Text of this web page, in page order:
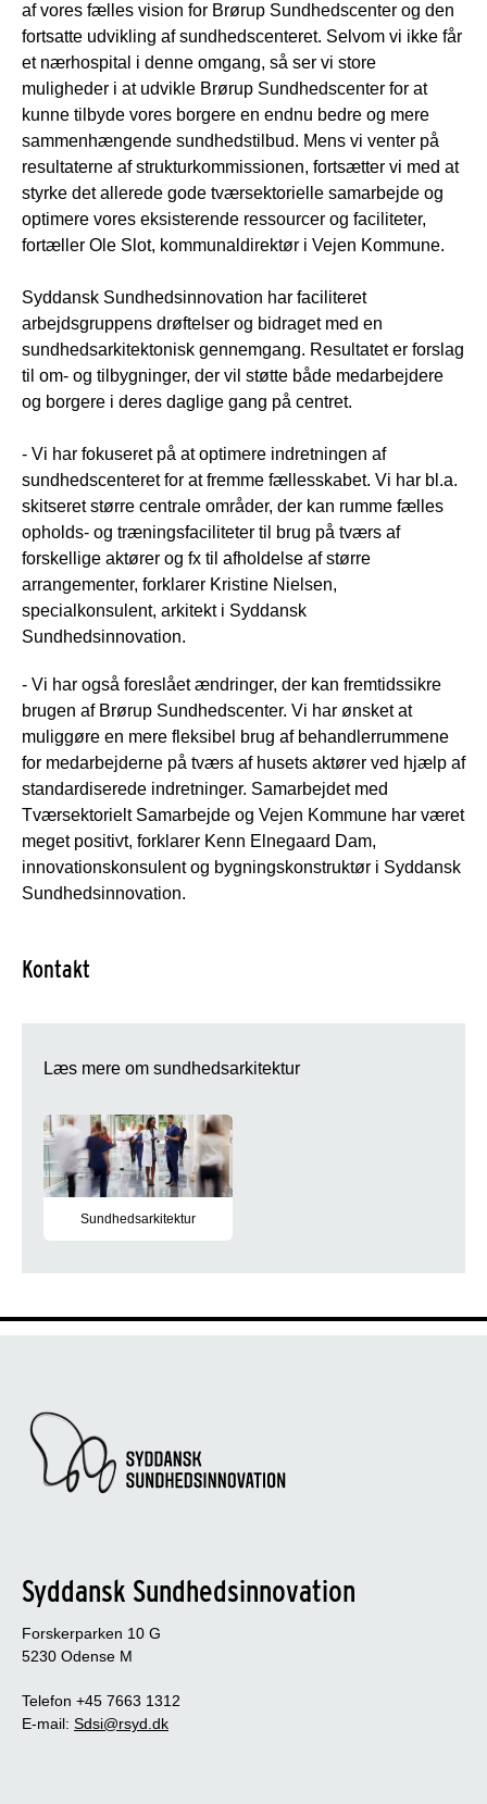
af vores fælles vision for Brørup Sundhedscenter og den
fortsatte udvikling af sundhedscenteret. Selvom vi ikke får
et nærhospital i denne omgang, så ser vi store
muligheder i at udvikle Brørup Sundhedscenter for at
kunne tilbyde vores borgere en endnu bedre og mere
sammenhængende sundhedstilbud. Mens vi venter på
resultaterne af strukturkommissionen, fortsætter vi med at
styrke det allerede gode tværsektorielle samarbejde og
optimere vores eksisterende ressourcer og faciliteter,
fortæller Ole Slot, kommunaldirektør i Vejen Kommune.
Syddansk Sundhedsinnovation har faciliteret
arbejdsgruppens drøftelser og bidraget med en
sundhedsarkitektonisk gennemgang. Resultatet er forslag
til om- og tilbygninger, der vil støtte både medarbejdere
og borgere i deres daglige gang på centret.
- Vi har fokuseret på at optimere indretningen af
sundhedscenteret for at fremme fællesskabet. Vi har bl.a.
skitseret større centrale områder, der kan rumme fælles
opholds- og træningsfaciliteter til brug på tværs af
forskellige aktører og fx til afholdelse af større
arrangementer, forklarer Kristine Nielsen,
specialkonsulent, arkitekt i Syddansk
Sundhedsinnovation.
- Vi har også foreslået ændringer, der kan fremtidssikre
brugen af Brørup Sundhedscenter. Vi har ønsket at
muliggøre en mere fleksibel brug af behandlerrummene
for medarbejderne på tværs af husets aktører ved hjælp af
standardiserede indretninger. Samarbejdet med
Tværsektorielt Samarbejde og Vejen Kommune har været
meget positivt, forklarer Kenn Elnegaard Dam,
innovationskonsulent og bygningskonstruktør i Syddansk
Sundhedsinnovation.
Kontakt
Læs mere om sundhedsarkitektur
Sundhedsarkitektur
Syddansk Sundhedsinnovation
Forskerparken 10 G
5230 Odense M
Telefon +45 7663 1312
E-mail: Sdsi@rsyd.dk